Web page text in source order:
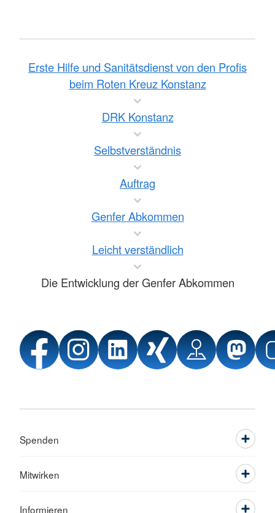
Erste Hilfe und Sanitätsdienst von den Profis
beim Roten Kreuz Konstanz
DRK Konstanz
Selbstverständnis
Auftrag
Genfer Abkommen
Leicht verständlich
Die Entwicklung der Genfer Abkommen
Spenden
Mitwirken
Informieren